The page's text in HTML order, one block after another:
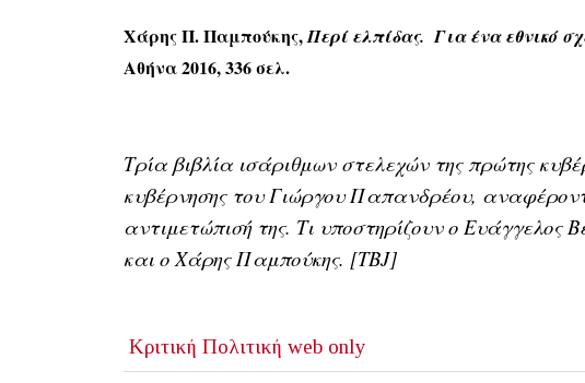
Χάρης Π. Παμπούκης,Περί ελπίδας. Για ένα εθνικό
Αθήνα 2016, 336 σελ.
Τρία βιβλία ισάριθμων στελεχών της πρώτης
κυβέρνησης του Γιώργου Παπανδρέου,
αντιμετώπισή της. Τι υποστηρίζουν ο Ευάγγελος
και ο Χάρης Παμπούκης. [ΤΒJ]
Κριτική Πολιτική web only